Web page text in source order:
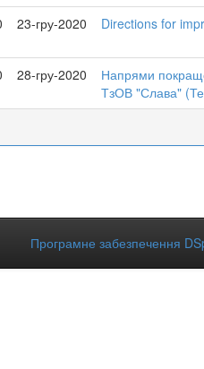
23-гру-2020 Directions for
28-гру-2020
Напрями
ТзОВ "Слава"
Програмне забезпечення